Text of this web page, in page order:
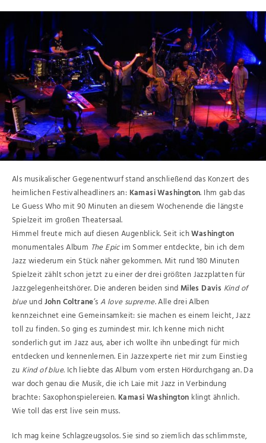
Als musikalischer Gegenentwurf stand anschließend das Konzert des
heimlichen Festivalheadliners an: Kamasi Washington. Ihm gab das
Le Guess Who mit 90 Minuten an diesem Wochenende die längste
Spielzeit im großen Theatersaal.
Himmel freute mich auf diesen Augenblick. Seit ichWashington
monumentales Album The Epicim Sommer entdeckte, bin ich dem
Jazz wiederum ein Stück näher gekommen. Mit rund 180 Minuten
Spielzeit zählt schon jetzt zu einer der drei größten Jazzplatten für
Jazzgelegenheitshörer. Die anderen beiden sindMiles Davis Kind of
blueundJohn Coltrane’sA love supreme. Alle drei Alben
kennzeichnet eine Gemeinsamkeit: sie machen es einem leicht, Jazz
toll zu finden. So ging es zumindest mir. Ich kenne mich nicht
sonderlich gut im Jazz aus, aber ich wollte ihn unbedingt für mich
entdecken und kennenlernen. Ein Jazzexperte riet mir zum Einstieg
zu Kind of blue. Ich liebte das Album vom ersten Hördurchgang an. Da
war doch genau die Musik, die ich Laie mit Jazz in Verbindung
brachte: Saxophonspielereien. Kamasi Washington klingt ähnlich.
Wie toll das erst live sein muss.
Ich mag keine Schlagzeugsolos. Sie sind so ziemlich das schlimmste,